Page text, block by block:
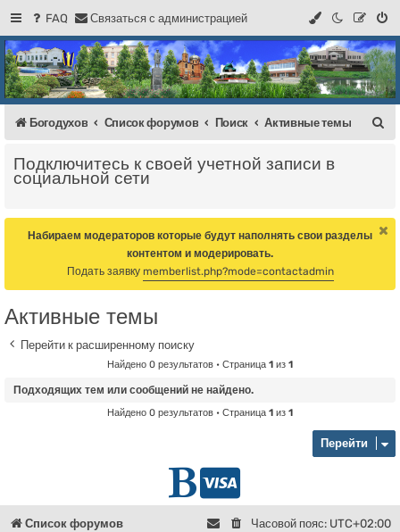
FAQ Связаться с администрацией
Регистрация
Форум Богодухова
Богодухов
Богодухов Список форумов Поиск Активные темы
к
Подключитесь к своей учетной записи в
социальной сети
Набираем модераторов которые будут наполнять свои разделы
контентом и модерировать.
Подать заявку memberlist.php?mode=contactadmin
Активные темы
Перейти к расширенному поиску
Найдено 0 результатов • Страница 1 из 1
Подходящих тем или сообщений не найдено.
Найдено 0 результатов • Страница 1 из 1
Перейти
Г
D
o
Список форумов Часовой пояс: UTC+02:00